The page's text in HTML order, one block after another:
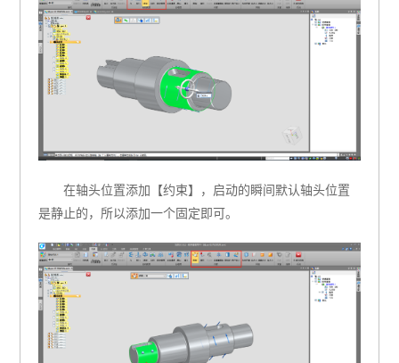
在轴头位置添加【约束】，启动的瞬间默认轴头位置
是静止的，所以添加一个固定即可。